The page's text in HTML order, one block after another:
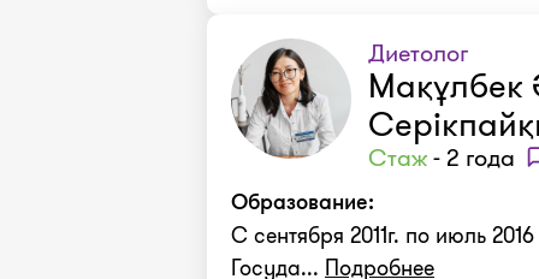
Диетолог
Мақұлбек
Стаж- 2 года
Образование:
С сентября 2011г. по июль
Госуда... Подробнее